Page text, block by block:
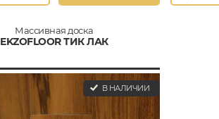
Массивная доска
EKZOFLOOR ТИК ЛАК
В НАЛИЧИИ